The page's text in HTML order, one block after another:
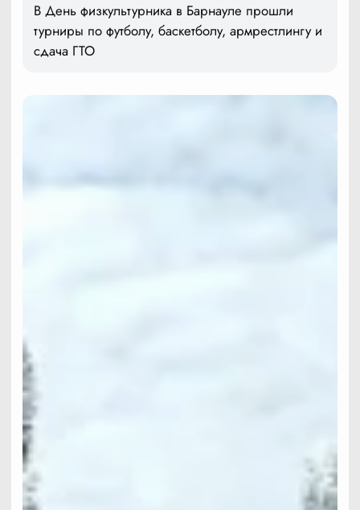
В День физкультурника в Барнауле прошли
турниры по футболу, баскетболу, армрестлингу и
сдача ГТО